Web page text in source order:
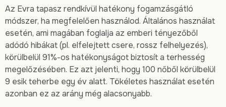
Az Evra tapasz rendkívül hatékony fogamzásgátló
módszer, ha megfelelően használod. Általános használat
esetén, ami magában foglalja az emberi tényezőből
adódó hibákat (pl. elfelejtett csere, rossz felhelyezés),
körülbelül 91%-os hatékonyságot biztosít a terhesség
megelőzésében. Ez azt jelenti, hogy 100 nőből körülbelül
9 esik teherbe egy év alatt. Tökéletes használat esetén
azonban ez az arány még alacsonyabb.